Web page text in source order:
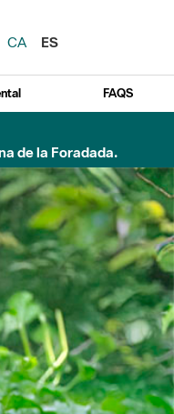
CA
ES
FAQS
de la Foradada.